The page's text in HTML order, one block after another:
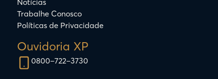
Ouvidoria XP
0800–722–3730
Trabalhe Conosco
Políticas de Privacidade